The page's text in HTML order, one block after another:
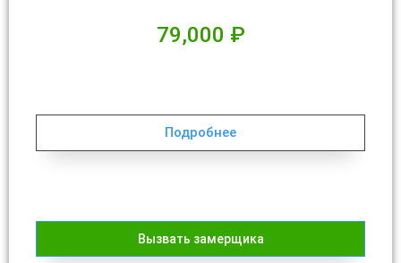
79,000 ₽
Подробнее
Вызвать замерщика